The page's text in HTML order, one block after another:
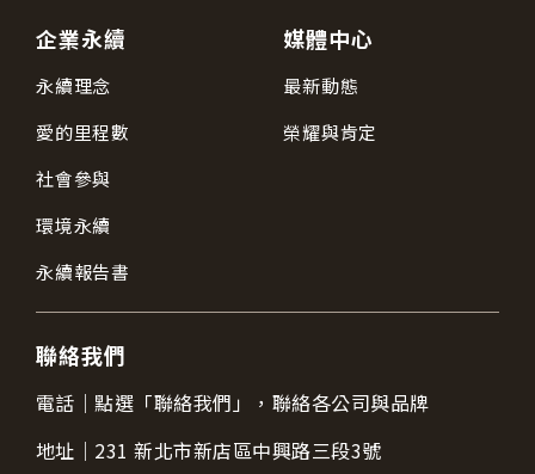
企業永續
永續理念
愛的里程數
社會參與
環境永續
永續報告書
媒體中心
最新動態
榮耀與肯定
聯絡我們
電話｜點選「聯絡我們」，聯絡各公司與品牌
地址｜ 231 新北市新店區中興路三段3號